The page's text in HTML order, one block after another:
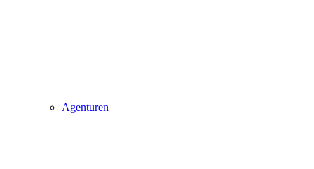
Agenturen